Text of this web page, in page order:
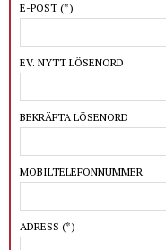
E-POST (*)
EV. NYTT LÖSENORD
BEKRÄFTA LÖSENORD
MOBILTELEFONNUMMER
ADRESS (*)